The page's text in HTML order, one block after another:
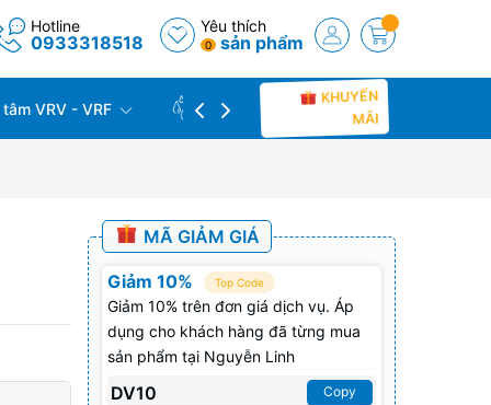
Hotline
0933318518
Yêu thích
0 sản phẩm
VRV - VRF CÔNG TRÌNH THỰC TẾ
KHUYẾN
MÃI
MÃ GIẢM GIÁ
Giảm 10% Top Code
Giảm 10% trên đơn giá dịch vụ. Áp
dụng cho khách hàng đã từng mua
sản phẩm tại Nguyễn Linh
DV10 Copy